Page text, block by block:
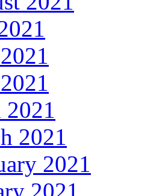
2021
2021